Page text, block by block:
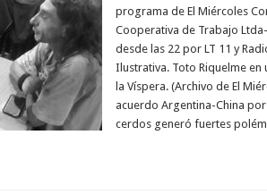
programa de El Miércoles
Cooperativa de Trabajo
desde las 22 por LT 11 y
Ilustrativa. Toto Riquelme en
la Víspera. (Archivo de El
acuerdo Argentina-China
cerdos generó fuertes